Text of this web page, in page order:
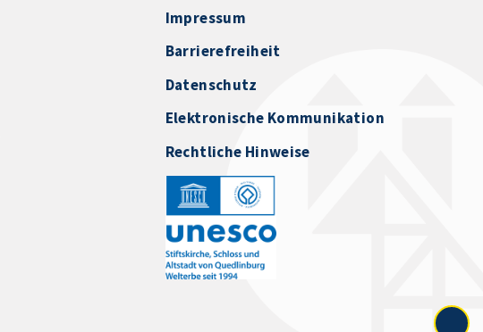
Impressum
Barrierefreiheit
Datenschutz
Elektronische Kommunikation
Rechtliche Hinweise